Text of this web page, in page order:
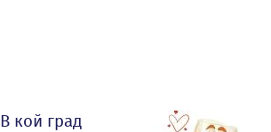
В кой град